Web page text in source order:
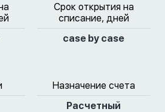
Срок открытия на
списание, дней
case by case
Назначение счета
Расчетный